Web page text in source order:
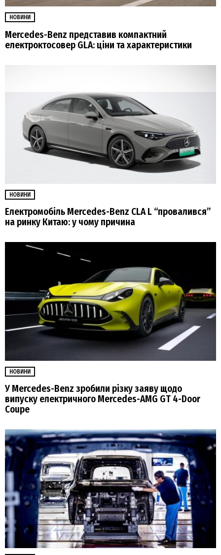
НОВИНИ
Mercedes-Benz представив компактний
електроктосовер GLA: ціни та характеристики
НОВИНИ
Електромобіль Mercedes-Benz CLA L “провалився”
на ринку Китаю: у чому причина
НОВИНИ
У Mercedes-Benz зробили різку заяву щодо
випуску електричного Mercedes-AMG GT 4-Door
Coupe